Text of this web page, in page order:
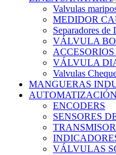
Valvulas
MEDIDOR
Separadores
VÁLVULA
VÁLVULA
Valvulas
MANGUERAS
ENCODERS
SENSORES
VÁLVULAS